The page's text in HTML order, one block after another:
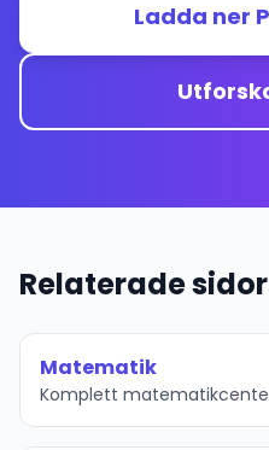
Ladda ner
Relaterade sidor
Matematik
Komplett